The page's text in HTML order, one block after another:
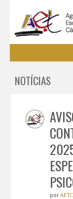
EE / Alunos
Cursos
Bibliotecas
Media AETCF
Legislação
Utilizador não
NOTÍCIAS
por